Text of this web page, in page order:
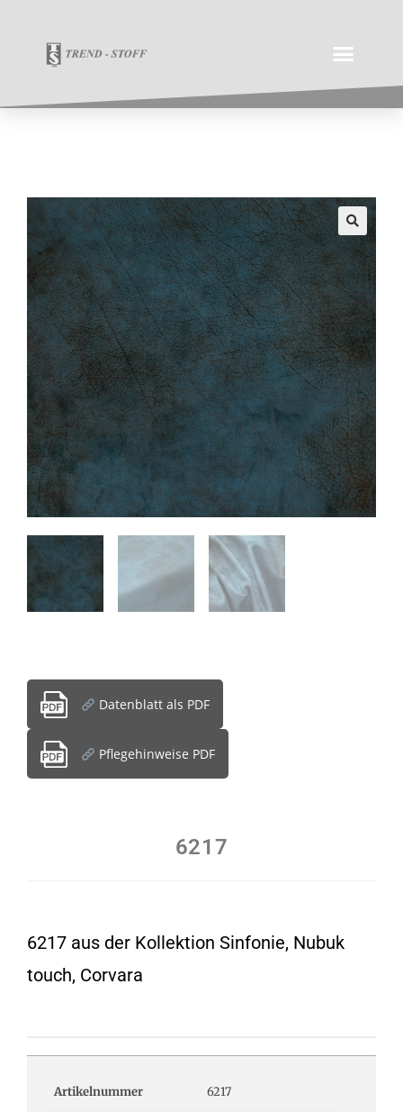
Datenblatt als PDF
Pflegehinweise PDF
6217
6217 aus der Kollektion Sinfonie, Nubuk
touch, Corvara
Artikelnummer 6217